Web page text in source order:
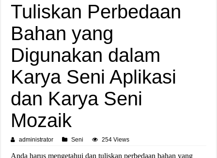
Tuliskan Perbedaan
Bahan yang
Digunakan dalam
Karya Seni Aplikasi
dan Karya Seni
Mozaik
administrator Seni 254 Views
Anda harus mengetahui dan tuliskan perbedaan bahan yang